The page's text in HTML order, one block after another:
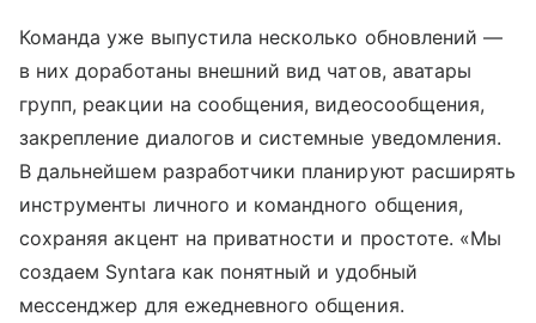
Команда уже выпустила несколько обновлений —
в них доработаны внешний вид чатов, аватары
групп, реакции на сообщения, видеосообщения,
закрепление диалогов и системные уведомления.
В дальнейшем разработчики планируют расширять
инструменты личного и командного общения,
сохраняя акцент на приватности и простоте. «Мы
создаем Syntara как понятный и удобный
мессенджер для ежедневного общения.